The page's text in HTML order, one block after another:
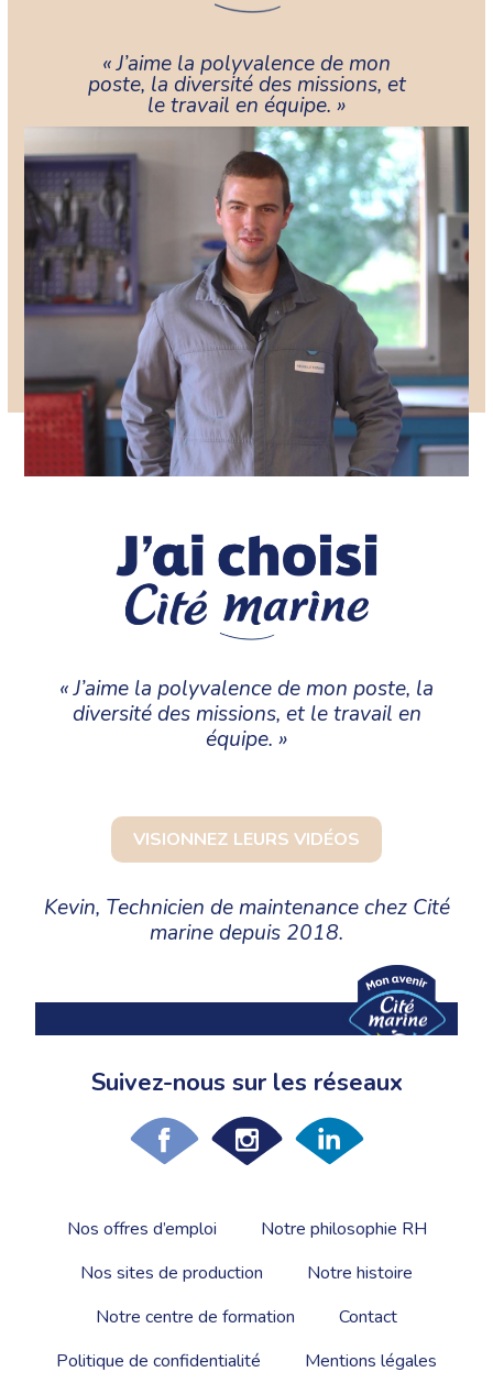
« J’aime la polyvalence de mon
poste, la diversité des missions, et
le travail en équipe. »
« J’aime la polyvalence de mon poste, la
diversité des missions, et le travail en
équipe. »
VISIONNEZ LEURS VIDÉOS
Kevin, Technicien de maintenance chez Cité
marine depuis 2018.
Suivez-nous sur les réseaux
Nos offres d’emploi
Notre philosophie RH
Nos sites de production
Notre histoire
Notre centre de formation
Contact
Politique de confidentialité
Mentions légales